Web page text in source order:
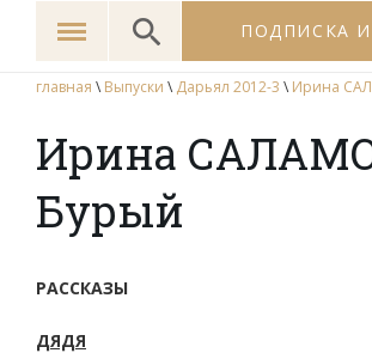
ПОДПИСКА
главная \ Выпуски \ Дарьял 2012-3 \ Ирина
Ирина
Бурый
РАССКАЗЫ
ДЯДЯ